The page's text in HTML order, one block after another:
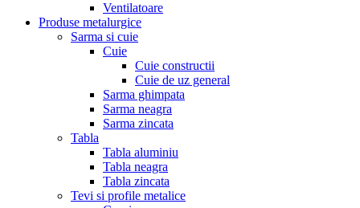
Ventilatoare
Produse metalurgice
Sarma si cuie
Cuie
Cuie constructii
Cuie de uz general
Sarma ghimpata
Sarma neagra
Sarma zincata
Tabla
Tabla aluminiu
Tabla neagra
Tabla zincata
Tevi si profile metalice